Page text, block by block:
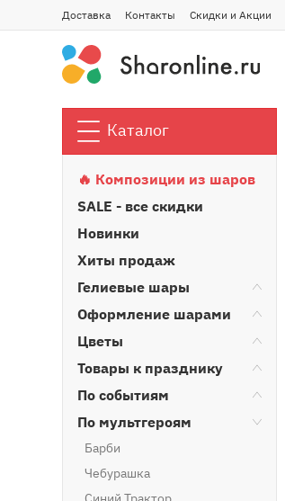
Доставка Контакты Скидки и Акции
Каталог
🔥 Композиции из шаров
SALE - все скидки
Новинки
Хиты продаж
Гелиевые шары
Оформление шарами
Цветы
Товары к празднику
По событиям
По мультгероям
Барби
Чебурашка